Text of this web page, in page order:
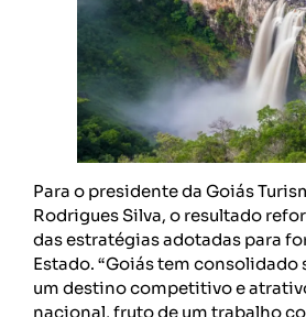
Para o presidente da Goiás
Rodrigues Silva, o resultado
das estratégias adotadas para
Estado. “Goiás tem consolidado
um destino competitivo e
nacional, fruto de um trabalho